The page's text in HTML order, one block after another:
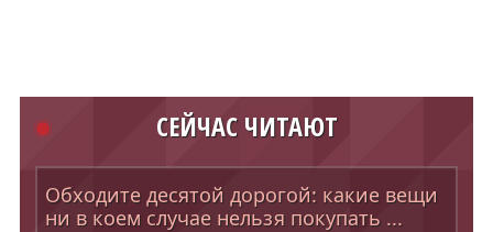
СЕЙЧАС ЧИТАЮТ
Обходите десятой дорогой: какие вещи
ни в коем случае нельзя покупать ...